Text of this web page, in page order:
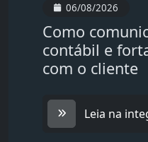
06/08/2026
Como
contábil e
com o cliente
Leia na